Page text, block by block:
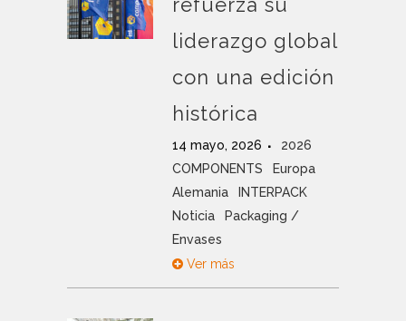
liderazgo global
con una edición
histórica
14 mayo, 2026
2026
COMPONENTS
Europa
Alemania
INTERPACK
Noticia
Packaging /
Envases
Ver más